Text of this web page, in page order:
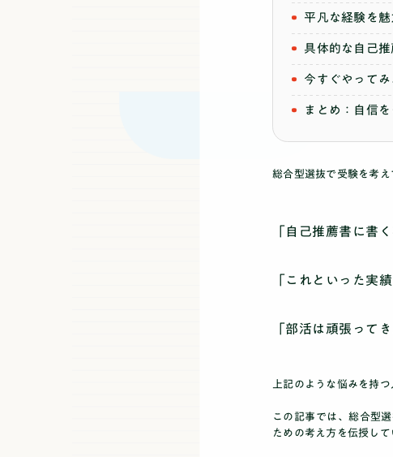
平凡な経験を
具体的な自己
今すぐやって
まとめ：自信
総合型選抜で受験を考
「自己推薦書に書
「これといった実
「部活は頑張って
上記のような悩みを持
この記事では、総合型
ための考え方を伝授して